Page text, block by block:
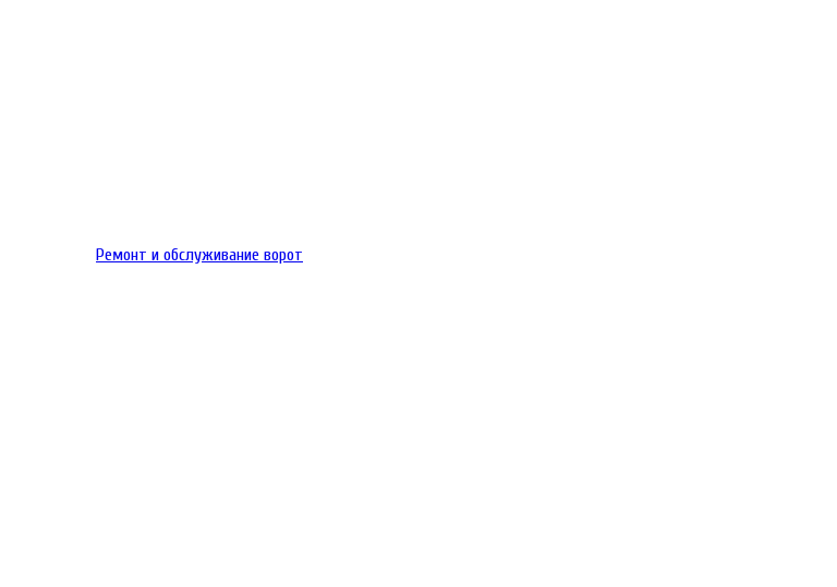
Ремонт и обслуживание ворот